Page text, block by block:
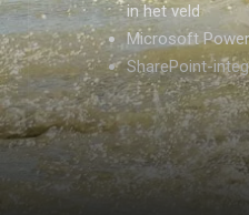
in het veld
Microsoft
SharePoint-